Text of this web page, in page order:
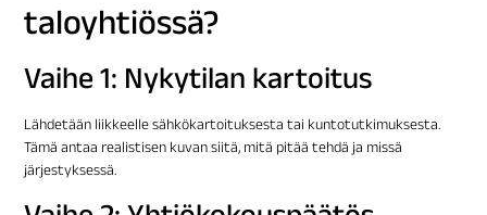
taloyhtiössä?
Vaihe 1: Nykytilan kartoitus
Lähdetään liikkeelle sähkökartoituksesta tai kuntotutkimuksesta.
Tämä antaa realistisen kuvan siitä, mitä pitää tehdä ja missä
järjestyksessä.